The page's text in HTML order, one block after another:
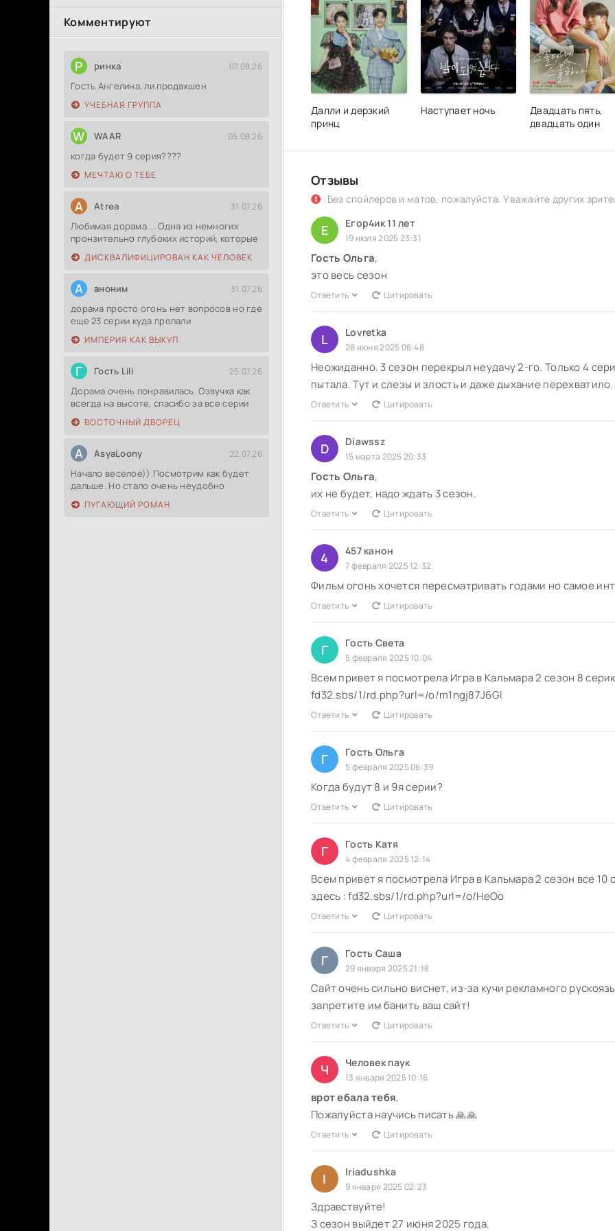
Комментируют
Р ринка 07.08.26
Гость Ангелина, ли продакшен
УЧЕБНАЯ ГРУППА
W WAAR 05.08.26
когда будет 9 серия????
МЕЧТАЮ О ТЕБЕ
A Atrea 31.07.26
Любимая дорама.... Одна из немногих
пронзительно глубоких историй, которые
ДИСКВАЛИФИЦИРОВАН КАК ЧЕЛОВЕК
А аноним 31.07.26
дорама просто огонь нет вопросов но где
еще 23 серии куда пропали
ИМПЕРИЯ КАК ВЫКУП
Г Гость Lili 25.07.26
Дорама очень понравилась. Озвучка как
всегда на высоте, спасибо за все серии
ВОСТОЧНЫЙ ДВОРЕЦ
A AsyaLoony 22.07.26
Начало веселое)) Посмотрим как будет
дальше. Но стало очень неудобно
ПУГАЮЩИЙ РОМАН
Далли и дерзкий
принц
Наступает ночь
Двадцать пять,
двадцать один
Отзывы
Без спойлеров и матов, пожалуйста. Уважайте других
Е Егор4ик 11 лет
19 июля 2025 23:31
Гость Ольга,
это весь сезон
Ответить Цитировать
L Lovretka
28 июня 2025 06:48
Неожиданно. 3 сезон перекрыл неудачу 2-го. Только 4
пытала. Тут и слезы и злость и даже дыхание перехватило.
Ответить Цитировать
D Diawssz
15 марта 2025 20:33
Гость Ольга,
их не будет, надо ждать 3 сезон.
Ответить Цитировать
4 457 канон
7 февраля 2025 12:32
Фильм огонь хочется пересматривать годами но самое
Ответить Цитировать
Г Гость Света
5 февраля 2025 10:04
Всем привет я посмотрела Игра в Кальмара 2 сезон 8
fd32.sbs/1/rd.php?url=/o/m1ngj87J6Gl
Ответить Цитировать
Г Гость Ольга
5 февраля 2025 06:39
Когда будут 8 и 9я серии?
Ответить Цитировать
Г Гость Катя
4 февраля 2025 12:14
Всем привет я посмотрела Игра в Кальмара 2 сезон все
здесь : fd32.sbs/1/rd.php?url=/o/HeOo
Ответить Цитировать
Г Гость Саша
29 января 2025 21:18
Сайт очень сильно виснет, из-за кучи рекламного
запретите им банить ваш сайт!
Ответить Цитировать
Ч Человек паук
13 января 2025 10:16
врот ебала тебя,
Пожалуйста научись писать 🙏🙏
Ответить Цитировать
I Iriadushka
9 января 2025 02:23
Здравствуйте!
З сезон выйдет 27 июня 2025 года.